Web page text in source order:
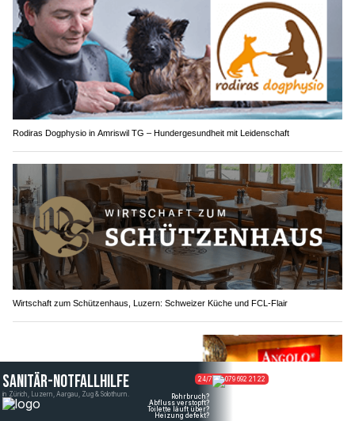
Rodiras Dogphysio in Amriswil TG – Hundergesundheit mit Leidenschaft
Wirtschaft zum Schützenhaus, Luzern: Schweizer Küche und FCL-Flair